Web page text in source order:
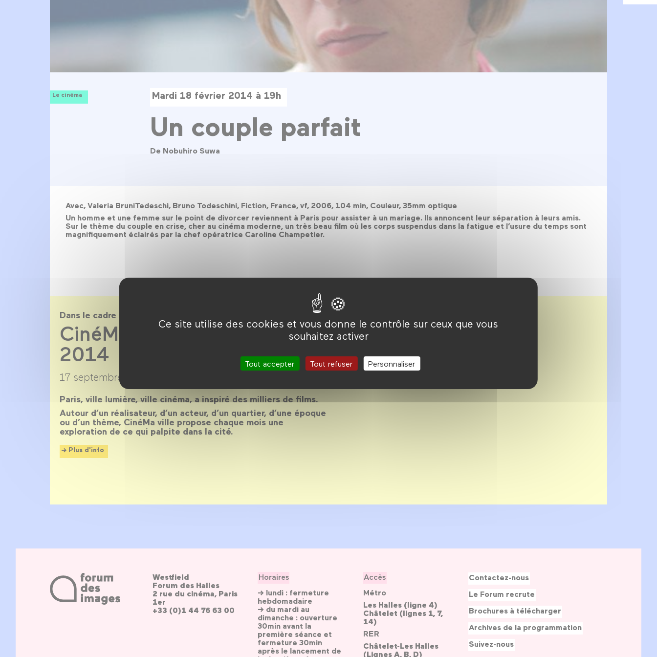
Ce site utilise des cookies et vous donne le contrôle sur ceux que vous
souhaitez activer
Tout accepter Tout refuser Personnaliser
Le cinéma Mardi 18 février 2014 à 19h
Un couple parfait
De Nobuhiro Suwa
Avec, Valeria BruniTedeschi, Bruno Todeschini, Fiction, France, vf, 2006, 104 min, Couleur, 35mm optique
Un homme et une femme sur le point de divorcer reviennent à Paris pour assister à un mariage. Ils annoncent leur séparation à leurs amis.
Sur le thème du couple en crise, cher au cinéma moderne, un très beau film où les corps suspendus dans la fatigue et l’usure du temps sont
magnifiquement éclairés par la chef opératrice Caroline Champetier.
Dans le cadre de
CinéMa ville saison 2013-
2014
17 septembre 2013 →
Paris, ville lumière, ville cinéma, a inspiré des milliers de films.
Autour d’un réalisateur, d’un acteur, d’un quartier, d’une époque
ou d’un thème, CinéMa ville propose chaque mois une
exploration de ce qui palpite dans la cité.
Plus d'info
Westfield
Forum des Halles
2 rue du cinéma, Paris
1er
+33 (0)1 44 76 63 00
Horaires
→ lundi : fermeture
hebdomadaire
→ du mardi au
dimanche : ouverture
30min avant la
première séance et
fermeture 30min
après le lancement de
Accès
Métro
Les Halles (ligne 4)
Châtelet (lignes 1, 7,
14)
RER
Châtelet-Les Halles
(Lignes A, B, D)
Contactez-nous
Le Forum recrute
Brochures à télécharger
Archives de la programmation
Suivez-nous